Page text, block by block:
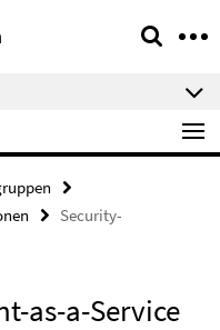
Security-
as-a-Service